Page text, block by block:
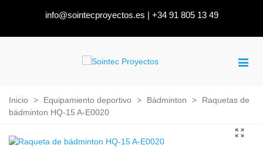
info@sointecproyectos.es | +34 91 805 13 49
Inicio > Equipamiento deportivo > Bádminton >
Raquetas de
bádminton HQ-15 A-E0020